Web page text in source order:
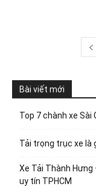
Bài viết mới
Top 7 chành xe Sài
Tải trọng trục xe là
Xe Tải Thành Hưng
uy tín TPHCM